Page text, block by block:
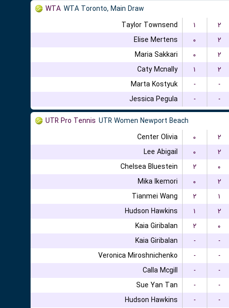
WTA WTA Toronto, Main Draw
Taylor Townsend
۱ ۲
Elise Mertens
۰ ۲
Maria Sakkari
۰ ۲
Caty Mcnally
۱ ۲
Marta Kostyuk
- -
Jessica Pegula
- -
UTR Pro Tennis UTR Women Newport Beach
Center Olivia
۰ ۲
Lee Abigail
۰ ۲
Chelsea Bluestein
۲ ۰
Mika Ikemori
۰ ۲
Tianmei Wang
۲ ۱
Hudson Hawkins
۱ ۲
Kaia Giribalan
۲ ۰
Kaia Giribalan
- -
Veronica Miroshnichenko
- -
Calla Mcgill
- -
Sue Yan Tan
- -
Hudson Hawkins
- -